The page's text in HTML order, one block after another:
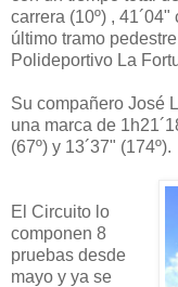
carrera (10º) , 41´04"
último tramo
Polideportivo La
Su compañero José
una marca de
(67º) y 13´37" (174º).
El Circuito lo
componen 8
pruebas desde
mayo y ya se